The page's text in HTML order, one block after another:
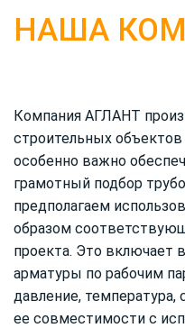
НАША
Компания АГЛАНТ
строительных
особенно важно
грамотный подбор
предполагаем
образом
проекта. Это включает
арматуры по рабочим
давление, температура,
ее совместимости с